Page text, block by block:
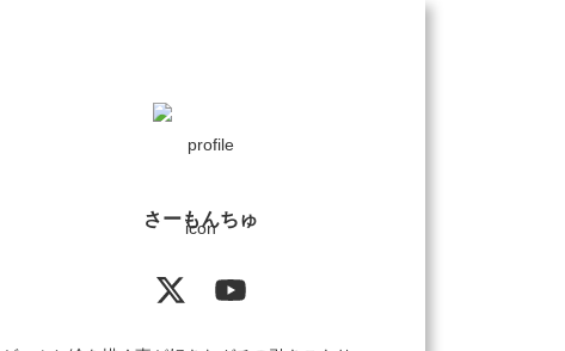
さーもんちゅ